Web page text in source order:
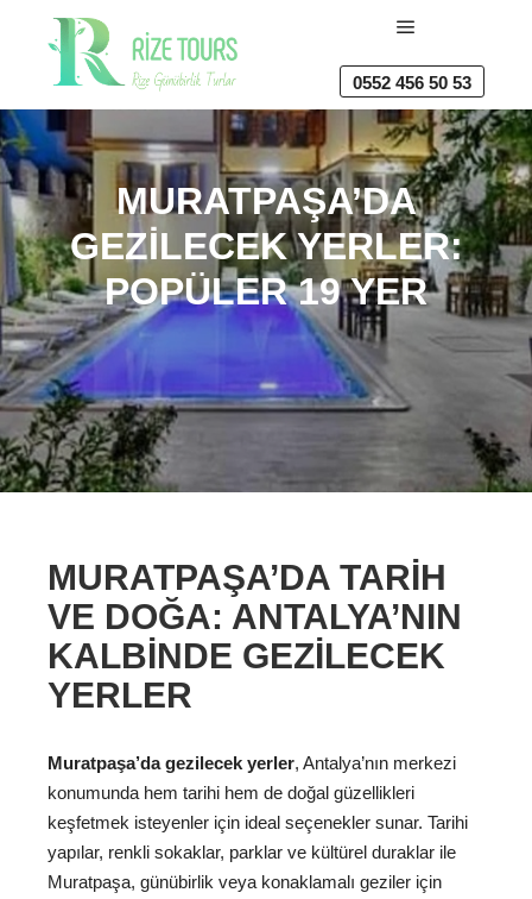
0552 456 50 53
MURATPAŞA’DA
GEZILECEK YERLER:
POPÜLER 19 YER
MURATPAŞA’DA TARIH
VE DOĞA: ANTALYA’NIN
KALBINDE GEZILECEK
YERLER
Muratpaşa’da gezilecek yerler, Antalya’nın merkezi
konumunda hem tarihi hem de doğal güzellikleri
keşfetmek isteyenler için ideal seçenekler sunar. Tarihi
yapılar, renkli sokaklar, parklar ve kültürel duraklar ile
Muratpaşa, günübirlik veya konaklamalı geziler için